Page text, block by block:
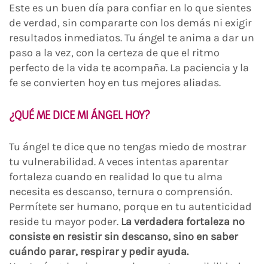
Este es un buen día para confiar en lo que sientes
de verdad, sin compararte con los demás ni exigir
resultados inmediatos. Tu ángel te anima a dar un
paso a la vez, con la certeza de que el ritmo
perfecto de la vida te acompaña. La paciencia y la
fe se convierten hoy en tus mejores aliadas.
¿QUÉ ME DICE MI ÁNGEL HOY?
Tu ángel te dice que no tengas miedo de mostrar
tu vulnerabilidad. A veces intentas aparentar
fortaleza cuando en realidad lo que tu alma
necesita es descanso, ternura o comprensión.
Permítete ser humano, porque en tu autenticidad
reside tu mayor poder. La verdadera fortaleza no
consiste en resistir sin descanso, sino en saber
cuándo parar, respirar y pedir ayuda.